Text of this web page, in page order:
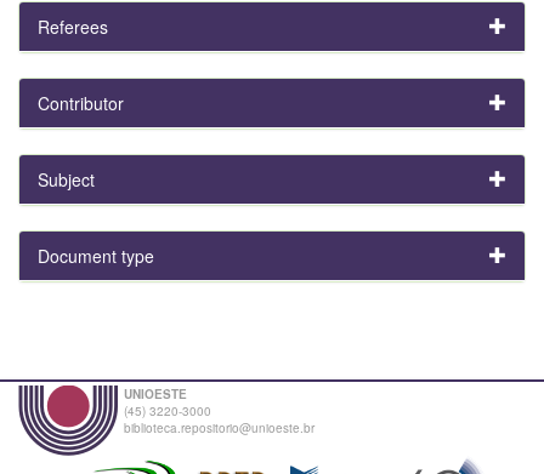
Referees
Contributor
Subject
Document type
UNIOESTE
(45) 3220-3000
biblioteca.repositorio@unioeste.br